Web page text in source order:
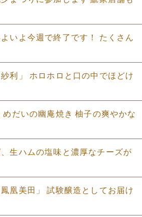
いよ今週で終了です！ たくさん
利」 ホロホロと口の中でほどけ
だいの幽庵焼き 柚子の爽やかな
生ハムの塩味と濃厚なチーズが
凰美田」 試験醸造としてお届け